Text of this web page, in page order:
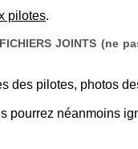
pilotes.
JOINTS (ne
des pilotes, photos
pourrez néanmoins